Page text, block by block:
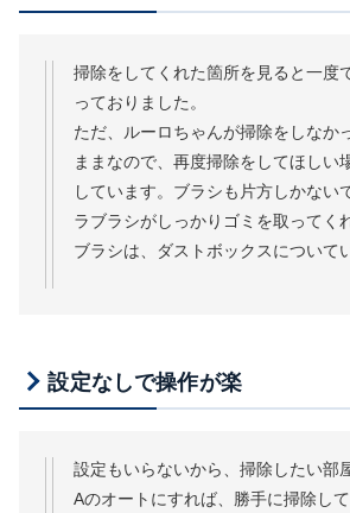
掃除をしてくれた箇所を見ると一度
っておりました。
ただ、ルーロちゃんが掃除をしなか
ままなので、再度掃除をしてほしい
しています。ブラシも片方しかない
ラブラシがしっかりゴミを取ってく
ブラシは、ダストボックスについて
設定なしで操作が楽
設定もいらないから、掃除したい部
Aのオートにすれば、勝手に掃除して